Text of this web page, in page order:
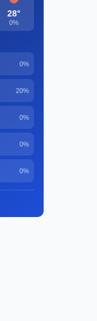
28°
0%
0%
20%
0%
0%
0%